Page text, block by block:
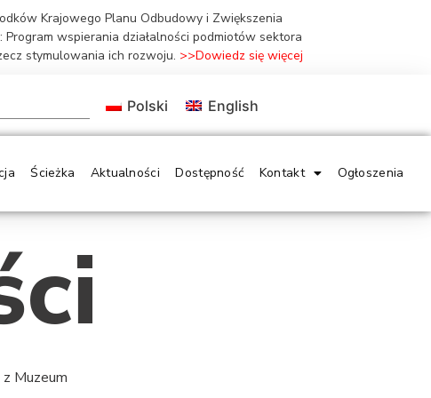
Krajowego Planu Odbudowy i Zwiększenia
wspierania działalności podmiotów sektora
stymulowania ich rozwoju. >>Dowiedz się więcej
Polski English
Ścieżka Aktualności Dostępność Kontakt Ogłoszenia
Muzeum